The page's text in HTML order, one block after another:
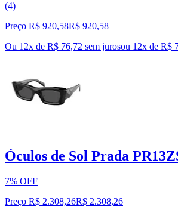
(4)
Preço R$ 920,58R$ 920,58
Ou 12x de R$ 76,72 sem jurosou 12x de R$
Óculos de Sol Prada
7% OFF
Preço R$ 2.308,26R$ 2.308,26